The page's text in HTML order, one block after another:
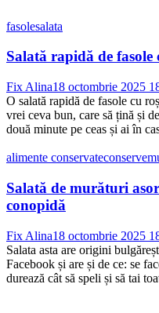
fasolesalata
Salată rapidă de fasole
Fix Alina18 octombrie 2025
O salată rapidă de fasole cu
vrei ceva bun, care să țină și
două minute pe ceas și ai în
alimente conservateconserve
Salată de murături
conopidă
Fix Alina18 octombrie 2025
Salata asta are origini
Facebook și are și de ce: se
durează cât să speli și să tai